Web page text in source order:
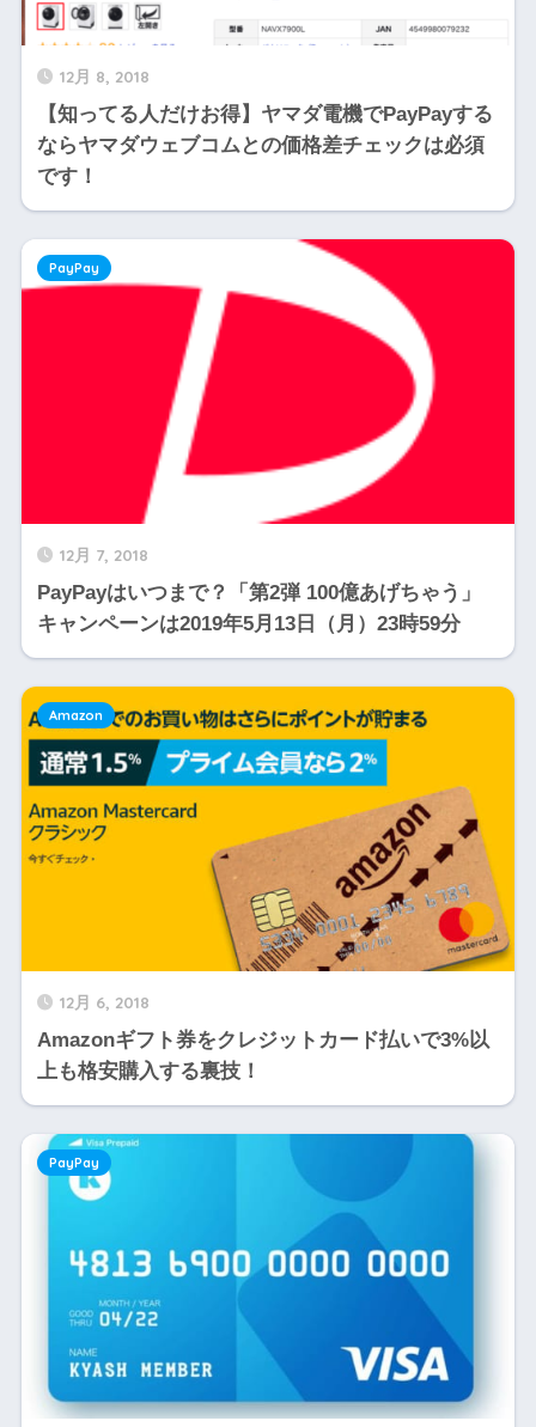
12月 8, 2018
【知ってる人だけお得】ヤマダ電機でPayPayする
ならヤマダウェブコムとの価格差チェックは必須
です！
12月 7, 2018
PayPayはいつまで？「第2弾 100億あげちゃう」
キャンペーンは2019年5月13日（月）23時59分
PayPay
12月 6, 2018
Amazonギフト券をクレジットカード払いで3%以
上も格安購入する裏技！
Amazon
PayPay